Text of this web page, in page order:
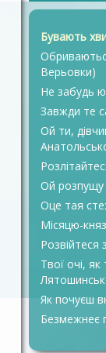
Бувають
Верьовки)
Не забудь
Завжди те
Ой ти,
Ой розпущу
Оце тая
Місяцю-
Твої очі,
Як почуєш
Безмежнеє